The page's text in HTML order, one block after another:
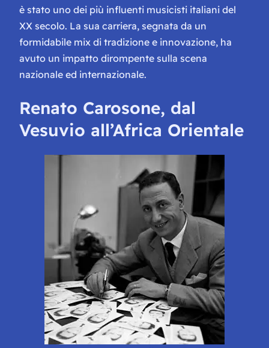
è stato uno dei più influenti musicisti italiani del
XX secolo. La sua carriera, segnata da un
formidabile mix di tradizione e innovazione, ha
avuto un impatto dirompente sulla scena
nazionale ed internazionale.
Renato Carosone, dal
Vesuvio all’Africa Orientale